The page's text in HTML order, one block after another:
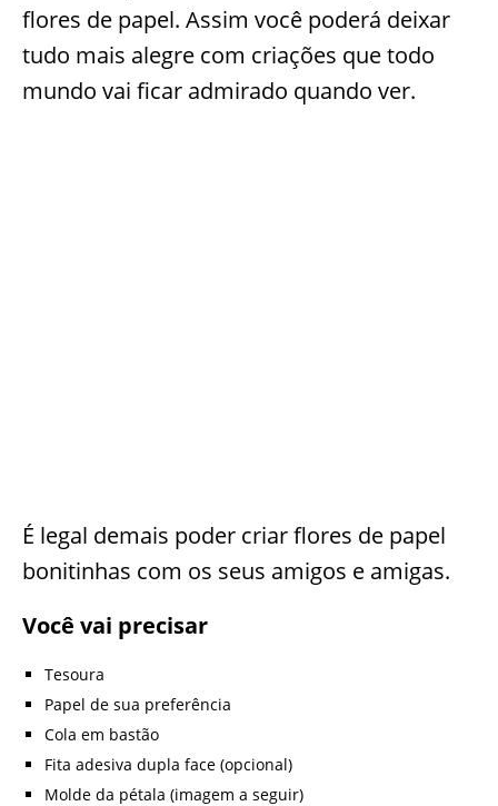
flores de papel. Assim você poderá deixar
tudo mais alegre com criações que todo
mundo vai ficar admirado quando ver.
É legal demais poder criar flores de papel
bonitinhas com os seus amigos e amigas.
Você vai precisar
Tesoura
Papel de sua preferência
Cola em bastão
Fita adesiva dupla face (opcional)
Molde da pétala (imagem a seguir)